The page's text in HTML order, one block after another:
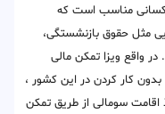
کسانی مناسب است که
مثل حقوق بازنشستگی،
واقع ویزا تمکن مالی
کار کردن در این کشور ،
سومالی از طریق تمکن